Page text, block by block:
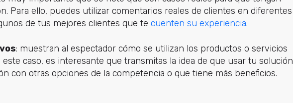
Para ello, puedes utilizar comentarios reales de clientes en diferentes
de tus mejores clientes que te cuenten su experiencia.
: muestran al espectador cómo se utilizan los productos o servicios
este caso, es interesante que transmitas la idea de que usar tu solución
con otras opciones de la competencia o que tiene más beneficios.